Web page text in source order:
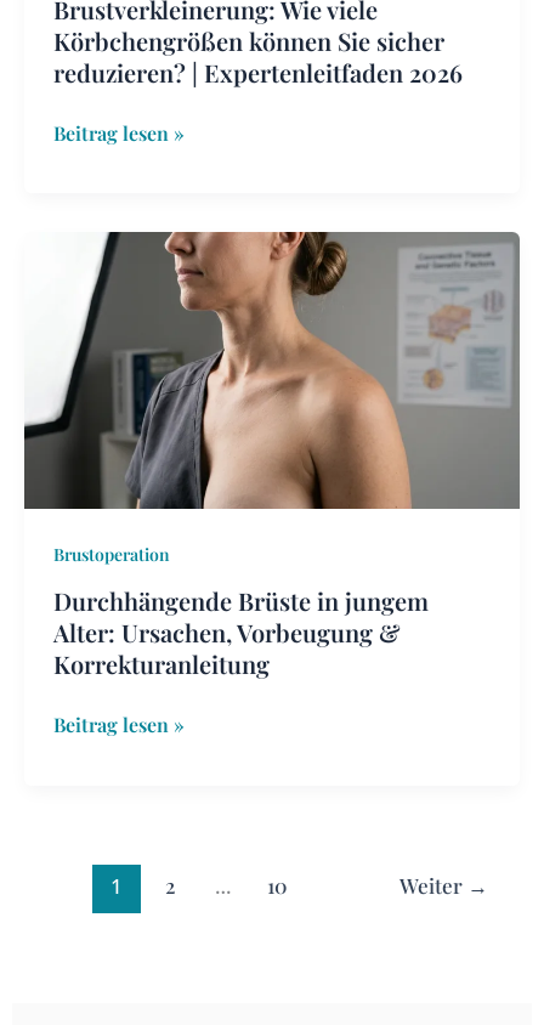
Brustverkleinerung: Wie viele
Körbchengrößen können Sie sicher
reduzieren? | Expertenleitfaden 2026
Beitrag lesen »
Brustoperation
Durchhängende Brüste in jungem
Alter: Ursachen, Vorbeugung &
Korrekturanleitung
Durchhängende
Brüste
jungem
Alter:
Ursachen,
Vorbeugung
Korrekturanleitung
Beitrag lesen »
1 2 … 10 Weiter →